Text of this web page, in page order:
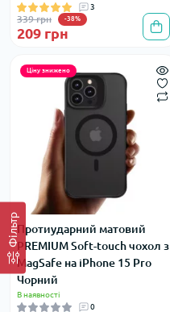
Фільтр
3
339 грн -38%
209 грн
Ціну знижено
Протиударний матовий
PREMIUM Soft-touch чохол з
MagSafe на iPhone 15 Pro
Чорний
В наявності
0